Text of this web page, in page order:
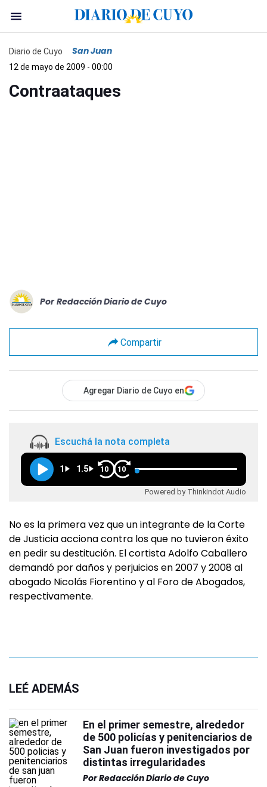
Diario de Cuyo San Juan
12 de mayo de 2009 - 00:00
Contraataques
Por Redacción Diario de Cuyo
Compartir
Agregar Diario de Cuyo en
Escuchá la nota completa
1 1.5 10 10
Powered by Thinkindot Audio
No es la primera vez que un integrante de la Corte
de Justicia acciona contra los que no tuvieron éxito
en pedir su destitución. El cortista Adolfo Caballero
demandó por daños y perjuicios en 2007 y 2008 al
abogado Nicolás Fiorentino y al Foro de Abogados,
respectivamente.
LEÉ ADEMÁS
En el primer semestre, alrededor
de 500 policías y penitenciarios de
San Juan fueron investigados por
distintas irregularidades
PorRedacción Diario de Cuyo